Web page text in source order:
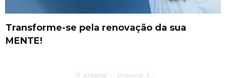
Transforme-se pela renovação da sua
MENTE!
Anterior Próximo